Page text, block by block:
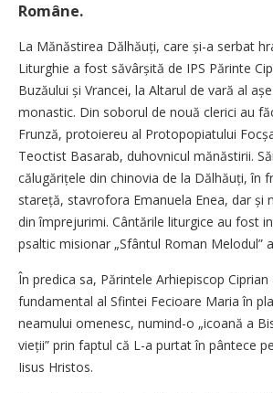
Române.
La Mănăstirea Dălhăuți, care și-a serbat
Liturghie a fost săvârșită de IPS Părinte
Buzăului și Vrancei, la Altarul de vară al
monastic. Din soborul de nouă clerici au
Frunză, protoiereu al Protopopiatului
Teoctist Basarab, duhovnicul mănăstirii.
călugărițele din chinovia de la Dălhăuți, în
stareță, stavrofora Emanuela Enea, dar și
din împrejurimi. Cântările liturgice au fost
psaltic misionar „Sfântul Roman Melodul”
În predica sa, Părintele Arhiepiscop
fundamental al Sfintei Fecioare Maria în
neamului omenesc, numind-o „icoană a
vieții” prin faptul că L-a purtat în pântece
Iisus Hristos.